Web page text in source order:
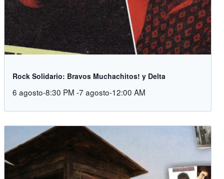
Rock Solidario: Bravos Muchachitos! y Delta
6 agosto-8:30 PM -7 agosto-12:00 AM